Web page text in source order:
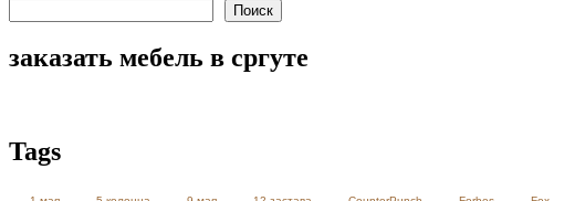
Поиск
заказать мебель в сргуте
Tags